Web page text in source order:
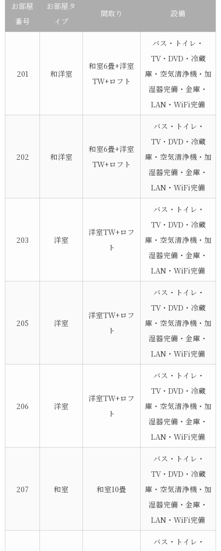
お部屋
番号
お部屋タ
イプ
間取り 設備
201 和洋室
和室6畳+洋室
TW+ロフト
バス・トイレ・
TV・DVD・冷蔵
庫・空気清浄機・加
湿器完備・金庫・
LAN・WiFi完備
202 和洋室
和室6畳+洋室
TW+ロフト
バス・トイレ・
TV・DVD・冷蔵
庫・空気清浄機・加
湿器完備・金庫・
LAN・WiFi完備
203 洋室
洋室TW+ロフ
ト
バス・トイレ・
TV・DVD・冷蔵
庫・空気清浄機・加
湿器完備・金庫・
LAN・WiFi完備
205 洋室
洋室TW+ロフ
ト
バス・トイレ・
TV・DVD・冷蔵
庫・空気清浄機・加
湿器完備・金庫・
LAN・WiFi完備
206 洋室
洋室TW+ロフ
ト
バス・トイレ・
TV・DVD・冷蔵
庫・空気清浄機・加
湿器完備・金庫・
LAN・WiFi完備
207 和室 和室10畳
バス・トイレ・
TV・DVD・冷蔵
庫・空気清浄機・加
湿器完備・金庫・
LAN・WiFi完備
バス・トイレ・